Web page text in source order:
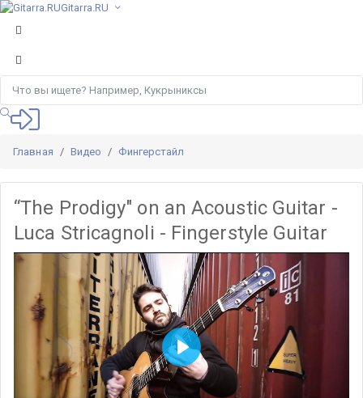
Gitarra.RU
Главная Видео Фингерстайл
“The Prodigy" on an Acoustic Guitar -
Luca Stricagnoli - Fingerstyle Guitar
P